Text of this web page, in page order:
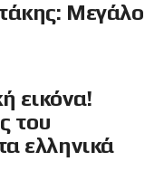
Μεγάλο
εικόνα!
του
ελληνικά